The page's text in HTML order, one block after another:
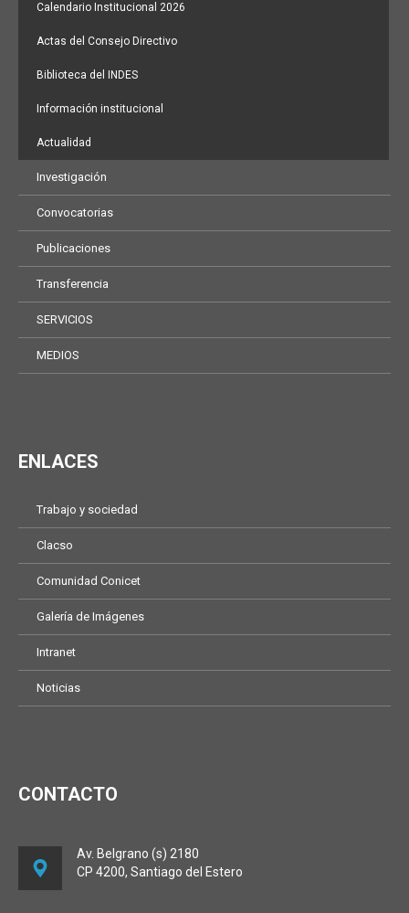
Calendario Institucional 2026
Actas del Consejo Directivo
Biblioteca del INDES
Información institucional
Actualidad
Investigación
Convocatorias
Publicaciones
Transferencia
SERVICIOS
MEDIOS
ENLACES
Trabajo y sociedad
Clacso
Comunidad Conicet
Galería de Imágenes
Intranet
Noticias
CONTACTO
Av. Belgrano (s) 2180
CP 4200, Santiago del Estero